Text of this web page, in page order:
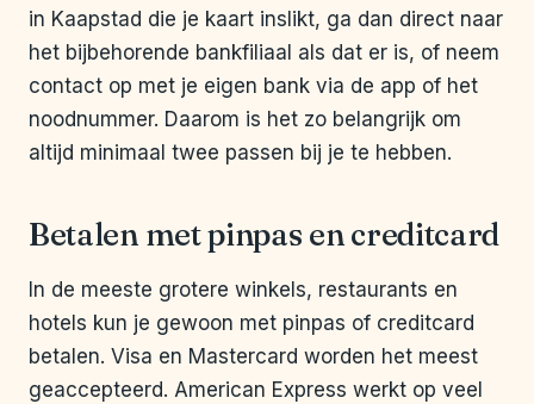
in Kaapstad die je kaart inslikt, ga dan direct naar
het bijbehorende bankfiliaal als dat er is, of neem
contact op met je eigen bank via de app of het
noodnummer. Daarom is het zo belangrijk om
altijd minimaal twee passen bij je te hebben.
Betalen met pinpas en creditcard
In de meeste grotere winkels, restaurants en
hotels kun je gewoon met pinpas of creditcard
betalen. Visa en Mastercard worden het meest
geaccepteerd. American Express werkt op veel